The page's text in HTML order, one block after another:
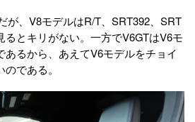
が、V8モデルはR/T、SRT392、SRT
とキリがない。一方でV6GTはV6モ
あるから、あえてV6モデルをチョイ
である。